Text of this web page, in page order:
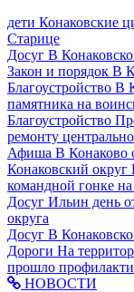
дети Конаковские
Старице
Досуг В
Закон и порядок В
Благоустройство В
памятника на
Благоустройство
ремонту
Афиша В Конаково
Конаковский округ
командной гонке
Досуг Ильин день
округа
Досуг В
Дороги На
прошло
НОВОСТИ